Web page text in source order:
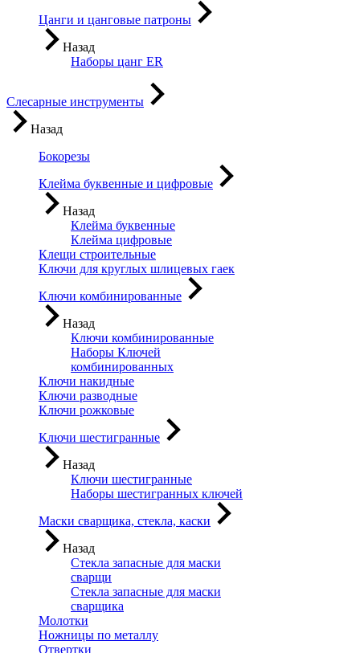
Цанги и цанговые патроны
Назад
Наборы цанг ER
Слесарные инструменты
Назад
Бокорезы
Клейма буквенные и цифровые
Назад
Клейма буквенные
Клейма цифровые
Клещи строительные
Ключи для круглых шлицевых гаек
Ключи комбинированные
Назад
Ключи комбинированные
Наборы Ключей
комбинированных
Ключи накидные
Ключи разводные
Ключи рожковые
Ключи шестигранные
Назад
Ключи шестигранные
Наборы шестигранных ключей
Маски сварщика, стекла, каски
Назад
Стекла запасные для маски
сварщи
Стекла запасные для маски
сварщика
Молотки
Ножницы по металлу
Отвертки